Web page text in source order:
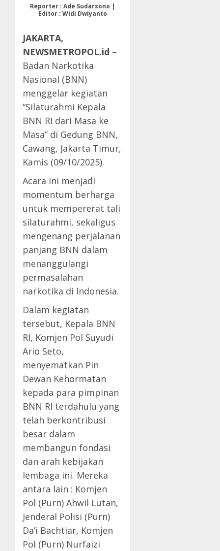
Reporter : Ade Sudarsono |
Editor : Widi Dwiyanto
JAKARTA,
NEWSMETROPOL.id –
Badan Narkotika
Nasional (BNN)
menggelar kegiatan
“Silaturahmi Kepala
BNN RI dari Masa ke
Masa” di Gedung BNN,
Cawang, Jakarta Timur,
Kamis (09/10/2025).
Acara ini menjadi
momentum berharga
untuk mempererat tali
silaturahmi, sekaligus
mengenang perjalanan
panjang BNN dalam
menanggulangi
permasalahan
narkotika di Indonesia.
Dalam kegiatan
tersebut, Kepala BNN
RI, Komjen Pol Suyudi
Ario Seto,
menyematkan Pin
Dewan Kehormatan
kepada para pimpinan
BNN RI terdahulu yang
telah berkontribusi
besar dalam
membangun fondasi
dan arah kebijakan
lembaga ini. Mereka
antara lain : Komjen
Pol (Purn) Ahwil Lutan,
Jenderal Polisi (Purn)
Da’i Bachtiar, Komjen
Pol (Purn) Nurfaizi